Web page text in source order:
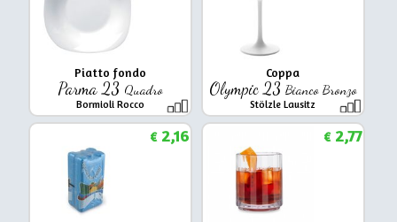
Piatto fondo
Parma 23 Quadro
Bormioli Rocco
Coppa
Olympic 23 Bianco Bronzo
Stölzle Lausitz
€2,16 €2,77